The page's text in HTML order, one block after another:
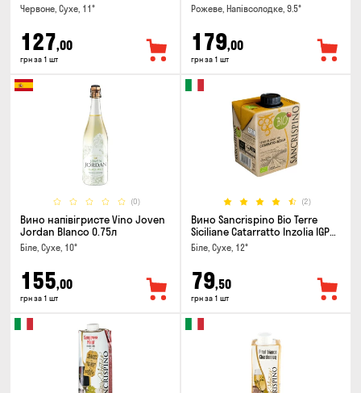
Червоне, Сухе, 11°
127,00
грн за 1 шт
Рожеве, Напівсолодке, 9.5°
179,00
грн за 1 шт
(0)
Вино напівігристе Vino Joven
Jordan Blanco 0.75л
Біле, Сухе, 10°
155,00
грн за 1 шт
(2)
Вино Sancrispino Bio Terre
Siciliane Catarratto Inzolia IGP
0.5л
Біле, Сухе, 12°
79,50
грн за 1 шт